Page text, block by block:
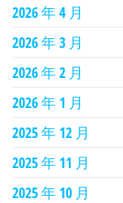
2026 年 4 月
2026 年 3 月
2026 年 2 月
2026 年 1 月
2025 年 12 月
2025 年 11 月
2025 年 10 月